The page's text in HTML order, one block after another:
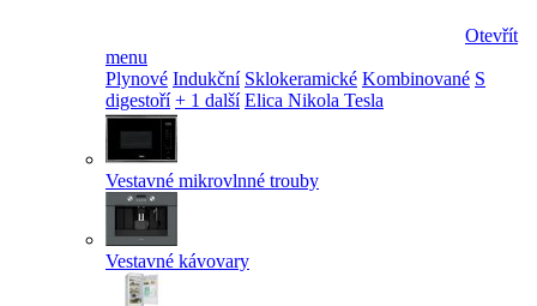
Otevřít
menu
Plynové Indukční Sklokeramické Kombinované S
digestoří + 1 další Elica Nikola Tesla
Vestavné mikrovlnné trouby
Vestavné kávovary